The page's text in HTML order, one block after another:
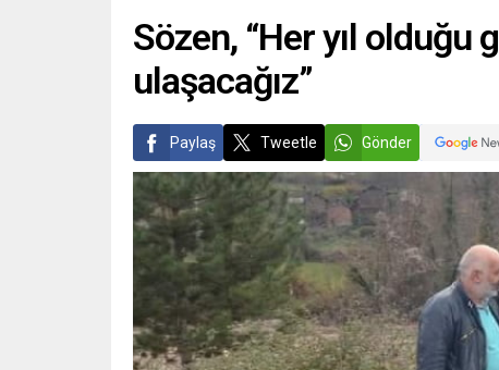
Sözen, “Her yıl olduğu
ulaşacağız”
Paylaş Tweetle Gönder